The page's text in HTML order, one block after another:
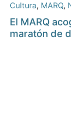
Cultura, MARQ,
El MARQ
maratón de